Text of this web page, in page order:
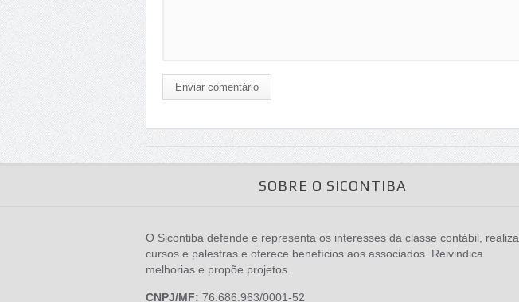
Enviar comentário
SOBRE O SICONTIBA
O Sicontiba defende e representa os interesses da classe contábil, realiza
cursos e palestras e oferece benefícios aos associados. Reivindica
melhorias e propõe projetos.
CNPJ/MF: 76.686.963/0001-52